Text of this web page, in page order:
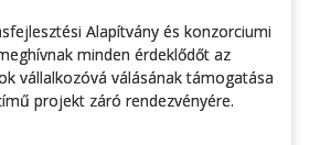
Alapítvány és konzorciumi
minden érdeklődőt az
vállalkozóvá válásának támogatása
projekt záró rendezvényére.